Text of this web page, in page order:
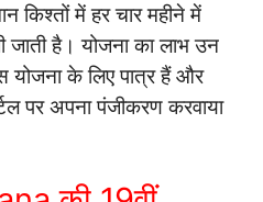
किश्तों में हर चार महीने में
है। योजना का लाभ उन
योजना के लिए पात्र हैं और
पर अपना पंजीकरण करवाया